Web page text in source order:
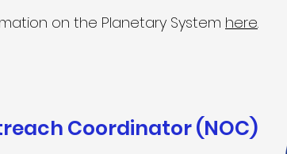
on the Planetary System here.
Coordinator (NOC)